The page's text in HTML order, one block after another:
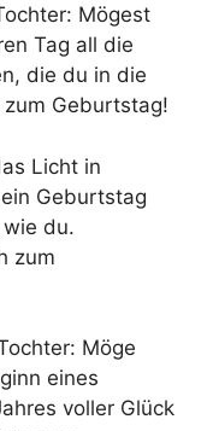
Mögest
Tag all die
die du in die
Geburtstag!
Licht in
Geburtstag
du.
zum
Möge
eines
voller Glück